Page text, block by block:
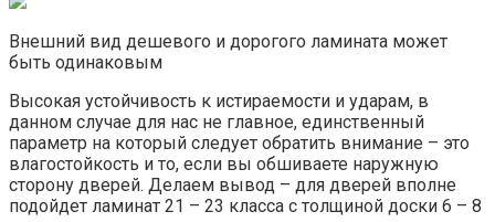
Внешний вид дешевого и дорогого ламината может
быть одинаковым
Высокая устойчивость к истираемости и ударам, в
данном случае для нас не главное, единственный
параметр на который следует обратить внимание – это
влагостойкость и то, если вы обшиваете наружную
сторону дверей. Делаем вывод – для дверей вполне
подойдет ламинат 21 – 23 класса с толщиной доски 6 – 8